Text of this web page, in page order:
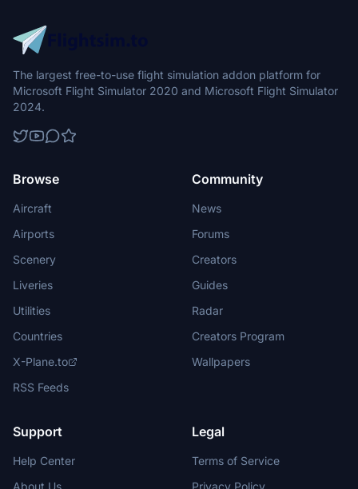
The largest free-to-use flight simulation addon platform for
Microsoft Flight Simulator 2020 and Microsoft Flight Simulator
2024.
Browse
Aircraft
Airports
Scenery
Liveries
Utilities
Countries
X-Plane.to
RSS Feeds
Community
News
Forums
Creators
Guides
Radar
Creators Program
Wallpapers
Support
Help Center
Legal
Terms of Service